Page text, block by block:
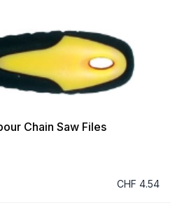
Chain Saw Files
CHF 4.54